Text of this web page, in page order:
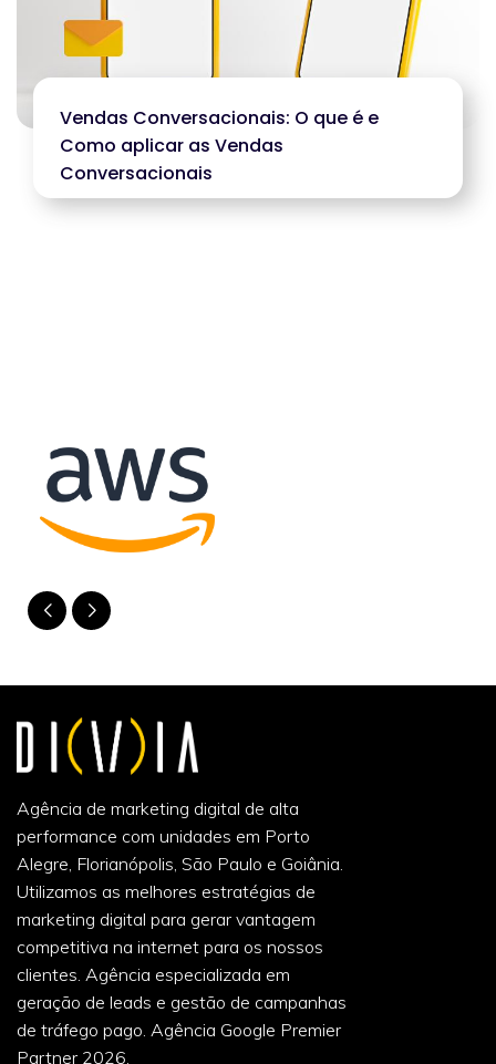
Vendas Conversacionais: O que é e
Como aplicar as Vendas
Conversacionais
Agência de marketing digital de alta
performance com unidades em Porto
Alegre, Florianópolis, São Paulo e Goiânia.
Utilizamos as melhores estratégias de
marketing digital para gerar vantagem
competitiva na internet para os nossos
clientes. Agência especializada em
geração de leads e gestão de campanhas
de tráfego pago. Agência Google Premier
Partner 2026.